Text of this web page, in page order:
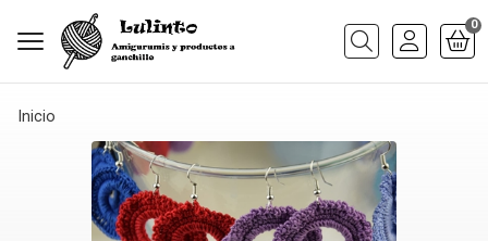
Buscar
0
Inicio